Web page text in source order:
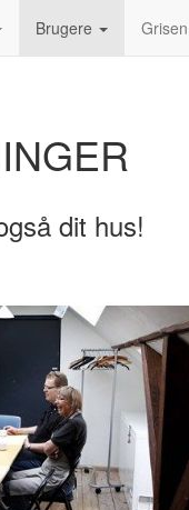
Brugere Grisen
dit hus!